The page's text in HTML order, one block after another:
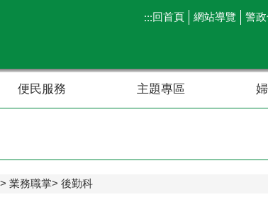
:::回首頁 網站導覽 警
便民服務 主題專區
業務職掌 後勤科